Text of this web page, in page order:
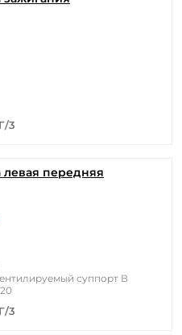
3
левая передняя
суппорт В
3